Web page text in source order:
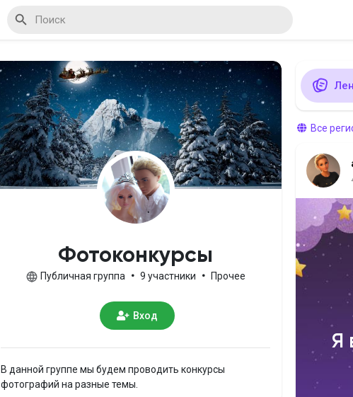
Я организатор
Фотоконкурсы
Публичная группа • 9 участники • Прочее
Вход
В данной группе мы будем проводить конкурсы
фотографий на разные темы.
Все
Я